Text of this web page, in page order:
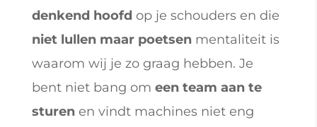
denkend hoofd op je schouders en die
niet lullen maar poetsenmentaliteit is
waarom wij je zo graag hebben. Je
bent niet bang om een team aan te
sturenen vindt machines niet eng